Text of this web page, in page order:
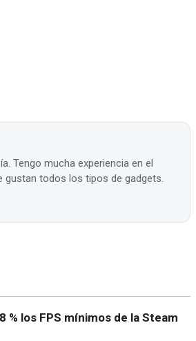
Tengo mucha experiencia en el
gustan todos los tipos de gadgets.
% los FPS mínimos de la Steam